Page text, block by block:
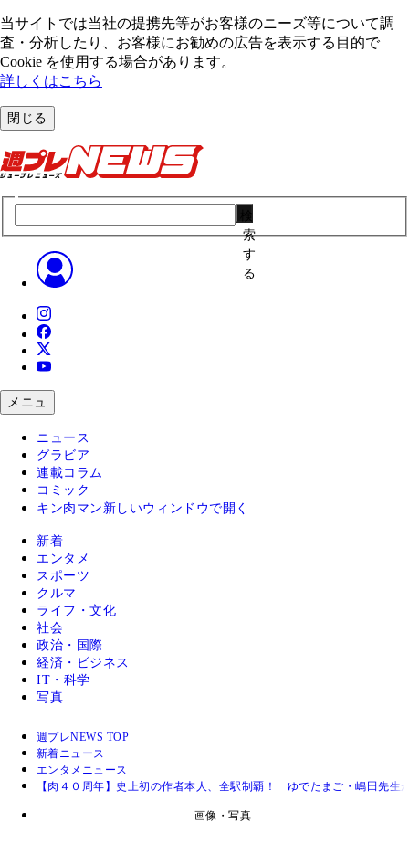
当サイトでは当社の提携先等がお客様のニーズ等について調
査・分析したり、お客様にお勧めの広告を表⽰する⽬的で
Cookie を使⽤する場合があります。
詳しくはこちら
閉じる
索
す
る
メニュ
ニュース
グラビア
連載コラム
コミック
キン肉マン 新しいウィンドウで開く
新着
エンタメ
スポーツ
クルマ
ライフ・文化
社会
政治・国際
経済・ビジネス
IT・科学
写真
週プレNEWS TOP
新着ニュース
エンタメニュース
【肉４０周年】史上初の作者本人、全駅制覇！ ゆでたまご・嶋田先生
画像・写真